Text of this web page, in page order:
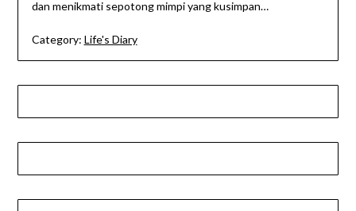
dan menikmati sepotong mimpi yang kusimpan…
Category: Life's Diary